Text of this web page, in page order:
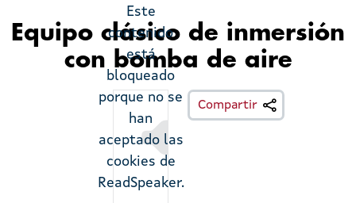
Equipo clásico de inmersión
con bomba de aire
Escoitar
Este
contenido
está
bloqueado
porque no se
han
aceptado las
cookies de
ReadSpeaker.
Compartir